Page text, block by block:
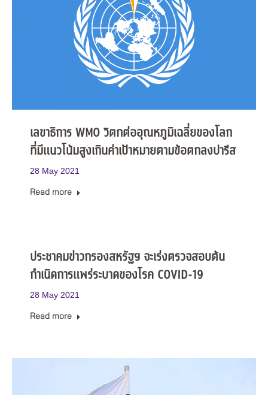
เลขาธิการ WMO วิตกต่ออุณหภูมิเฉลี่ยของโลก
ที่มีแนวโน้มสูงเกินค่าเป้าหมายตามข้อตกลงปารีส
28 May 2021
Read more
ประชาคมข่าวกรองสหรัฐฯ จะเร่งตรวจสอบต้น
กำเนิดการแพร่ระบาดของโรค COVID-19
28 May 2021
Read more